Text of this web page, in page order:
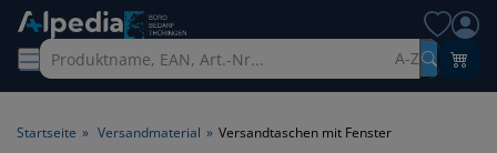
A-Z
Startseite » Versandmaterial » Versandtaschen mit Fenster